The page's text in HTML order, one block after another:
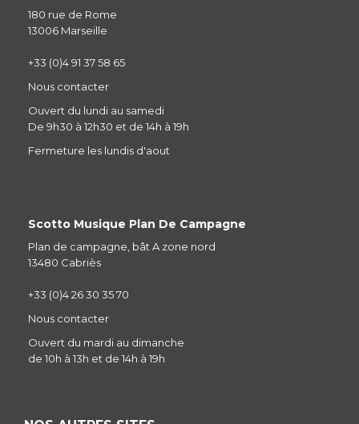
180 rue de Rome
13006 Marseille
+33 (0)4 91 37 58 65
Nous contacter
Ouvert du lundi au samedi
De 9h30 à 12h30 et de 14h à 19h
Fermeture les lundis d'aout
Scotto Musique Plan De Campagne
Plan de campagne, bât A zone nord
13480 Cabriès
+33 (0)4 26 30 35 70
Nous contacter
Ouvert du mardi au dimanche
de 10h à 13h et de 14h à 19h